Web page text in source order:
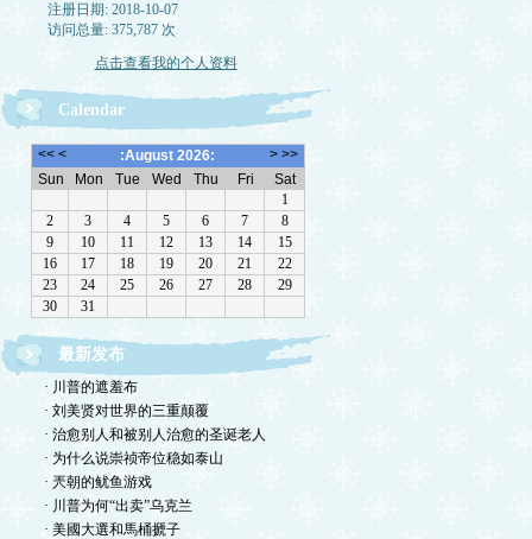
注册日期: 2018-10-07
访问总量: 375,787 次
点击查看我的个人资料
Calendar
最新发布
· 川普的遮羞布
· 刘美贤对世界的三重颠覆
· 治愈别人和被别人治愈的圣诞老人
· 为什么说崇祯帝位稳如泰山
· 兲朝的鱿鱼游戏
· 川普为何“出卖”乌克兰
· 美國大選和馬桶搋子